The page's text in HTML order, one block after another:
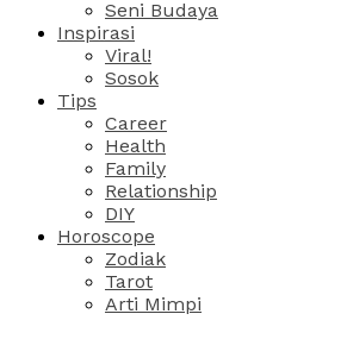
Seni Budaya
Inspirasi
Viral!
Sosok
Tips
Career
Health
Family
Relationship
DIY
Horoscope
Zodiak
Tarot
Arti Mimpi